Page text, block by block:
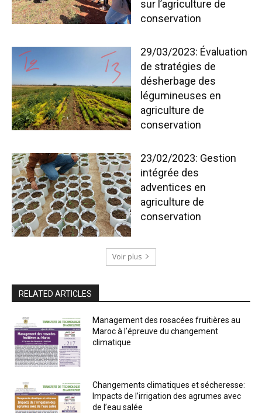
sur l’agriculture de
conservation
29/03/2023: Évaluation
de stratégies de
désherbage des
légumineuses en
agriculture de
conservation
23/02/2023: Gestion
intégrée des
adventices en
agriculture de
conservation
Voir plus
RELATED ARTICLES
Management des rosacées fruitières au
Maroc à l’épreuve du changement
climatique
Changements climatiques et sécheresse:
Impacts de l’irrigation des agrumes avec
de l’eau salée